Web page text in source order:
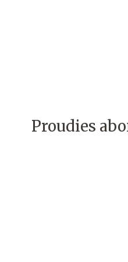
Proudies